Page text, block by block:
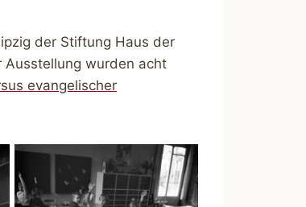
der Stiftung Haus der
Ausstellung wurden acht
evangelischer